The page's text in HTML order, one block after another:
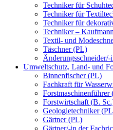
Techniker für
Techniker für
Techniker für
Techniker –
Textil- und
Täschner (PL)
Umweltschutz, Land- und
Binnenfischer (PL)
Fachkraft für
Forstmaschinenführer
Forstwirtschaft (B.
Geologietechniker
Gärtner (PL)